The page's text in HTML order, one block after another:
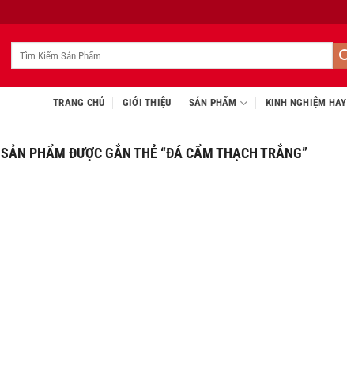
TRANG CHỦ GIỚI THIỆU SẢN PHẨM KINH NGHIỆM HAY
SẢN PHẨM ĐƯỢC GẮN THẺ “ĐÁ CẨM THẠCH TRẮNG”